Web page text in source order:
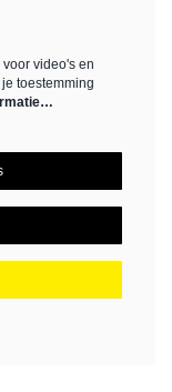
video's en
toestemming